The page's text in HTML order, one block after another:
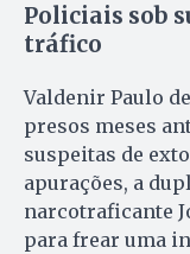
Policiais sob
tráfico
Valdenir Paulo
presos meses
suspeitas de
apurações, a
narcotraficante
para frear uma